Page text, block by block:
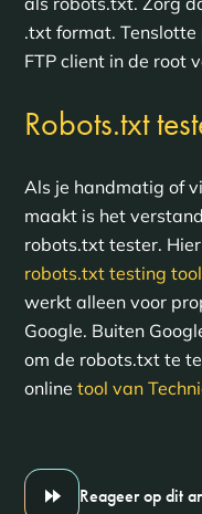
.txt format.
FTP client in de root
Robots.txt
Als je handmatig of
maakt is het
robots.txt tester.
robots.txt testing tool
werkt alleen voor
Google. Buiten
om de robots.txt te
online tool van
Reageer op dit